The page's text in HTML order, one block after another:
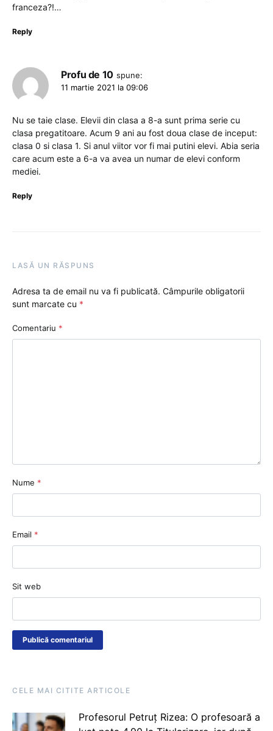
franceza?!…
Reply
Profu de 10 spune:
11 martie 2021 la 09:06
Nu se taie clase. Elevii din clasa a 8-a sunt prima serie cu
clasa pregatitoare. Acum 9 ani au fost doua clase de inceput:
clasa 0 si clasa 1. Si anul viitor vor fi mai putini elevi. Abia seria
care acum este a 6-a va avea un numar de elevi conform
mediei.
Reply
LASĂ UN RĂSPUNS
Adresa ta de email nu va fi publicată. Câmpurile obligatorii
sunt marcate cu *
Comentariu *
Nume *
Email *
Sit web
CELE MAI CITITE ARTICOLE
Profesorul Petruț Rizea: O profesoară a